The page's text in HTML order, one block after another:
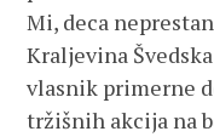
Mi, deca
Kraljevina
vlasnik primerne
tržišnih akcija na